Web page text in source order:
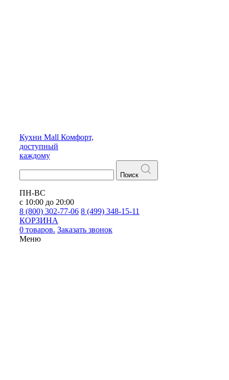
Кухни Mall Комфорт,
доступный
каждому
Поиск
ПН-ВС
с 10:00 до 20:00
8 (800) 302-77-06 8 (499) 348-15-11
КОРЗИНА
0 товаров. Заказать звонок
Меню